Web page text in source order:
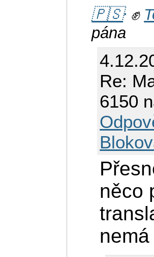
🇵🇸 ✊
pána
Re:
6150
něco